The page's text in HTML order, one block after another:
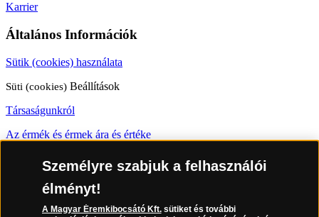
Karrier
Általános Információk
Sütik (cookies) használata
Süti (cookies) Beállítások
Társaságunkról
Az érmék és érmek ára és értéke
Gyakran ismételt kérdések
Adatkezelés
Személyre szabjuk a felhasználói
élményt!
A Magyar Éremkibocsátó Kft.sütiket és további